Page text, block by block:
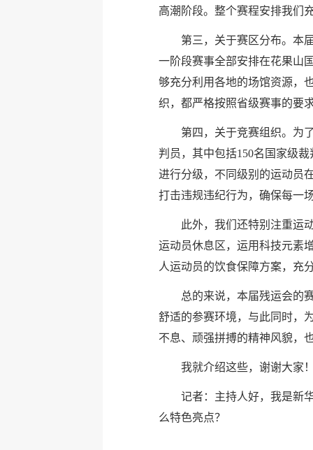
高潮阶段。整个赛程安排我们
第三，关于赛区分布。本
一阶段赛事全部安排在花果山
够充分利用各地的场馆资源，
织，都严格按照省级赛事的要
第四，关于竞赛组织。为
判员，其中包括150名国家级
进行分级，不同级别的运动员
打击违规违纪行为，确保每一
此外，我们还特别注重运
运动员休息区，运用科技元素
人运动员的饮食保障方案，充
总的来说，本届残运会的
舒适的参赛环境，与此同时，
不息、顽强拼搏的精神风貌，
我就介绍这些，谢谢大家
记者：主持人好，我是新
么特色亮点？